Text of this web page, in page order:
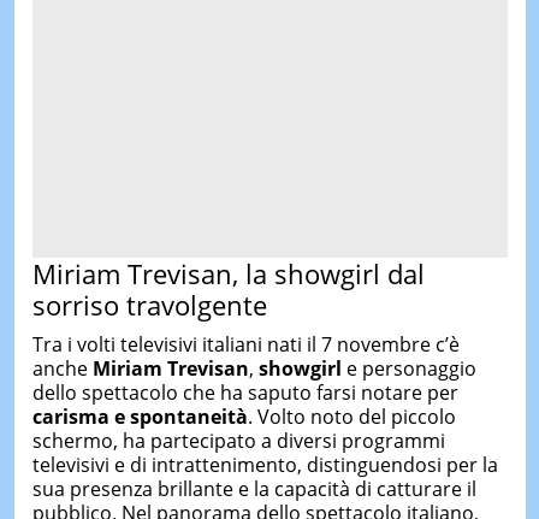
Miriam Trevisan, la showgirl dal
sorriso travolgente
Tra i volti televisivi italiani nati il 7 novembre c’è
anche Miriam Trevisan, showgirl e personaggio
dello spettacolo che ha saputo farsi notare per
carisma e spontaneità. Volto noto del piccolo
schermo, ha partecipato a diversi programmi
televisivi e di intrattenimento, distinguendosi per la
sua presenza brillante e la capacità di catturare il
pubblico. Nel panorama dello spettacolo italiano,